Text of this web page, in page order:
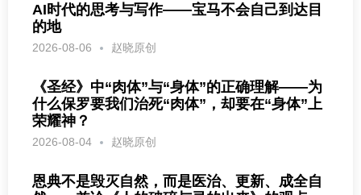
AI时代的思考与写作——宝马不会自己到达目
的地
2026-08-06 赵晓原创
《圣经》中“肉体”与“身体”的正确理解——为
什么保罗要我们治死“肉体”，却要在“身体”上
荣耀神？
2026-08-04 赵晓原创
恩典不是毁灭自然，而是医治、更新、成全自